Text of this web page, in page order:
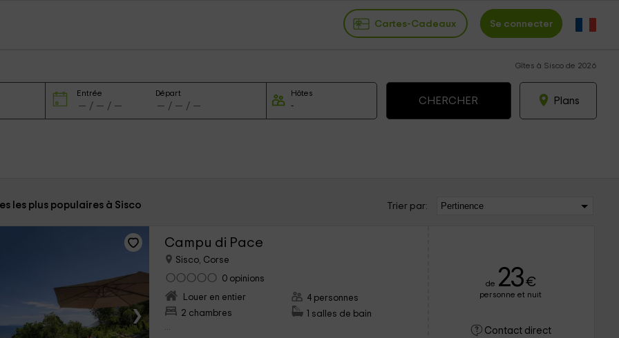
Cartes-Cadeaux Se connecter
Gîtes à Sisco de 2026
Entrée Départ Hôtes
Plans
les plus populaires à Sisco Trier par:
›
Campu di Pace
Sisco, Corse
0 opinions
Louer en entier
2 chambres
4 personnes
1 salles de bain
...
de 23€
personne et nuit
Contact direct